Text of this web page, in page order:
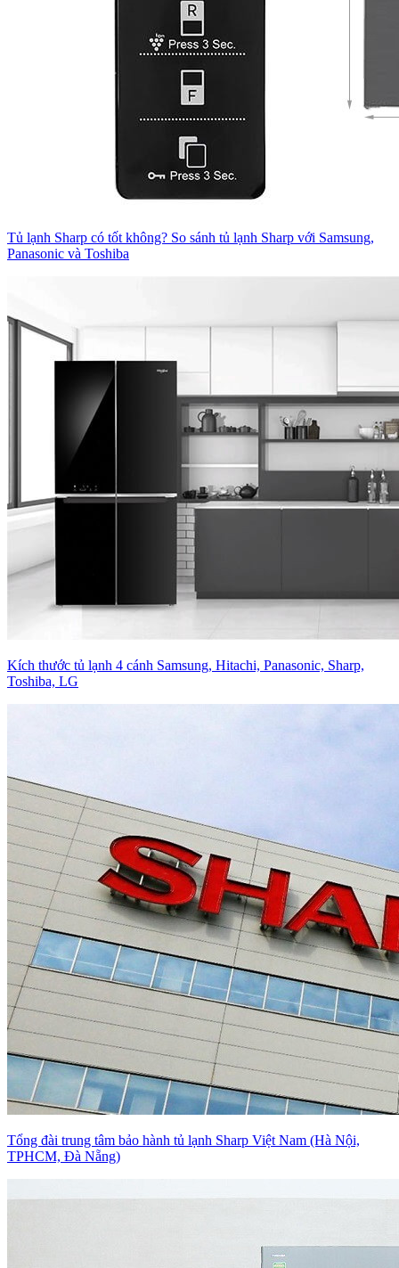
Tủ lạnh Sharp có tốt không? So sánh tủ lạnh Sharp với Samsung,
Panasonic và Toshiba
Kích thước tủ lạnh 4 cánh Samsung, Hitachi, Panasonic, Sharp,
Toshiba, LG
Tổng đài trung tâm bảo hành tủ lạnh Sharp Việt Nam (Hà Nội,
TPHCM, Đà Nẵng)